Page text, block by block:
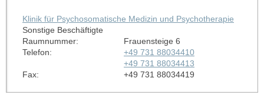
Klinik für Psychosomatische Medizin und Psychotherapie
Sonstige Beschäftigte
Raumnummer:
Frauensteige 6
Telefon:
+49 731 88034410
+49 731 88034413
Fax:
+49 731 88034419